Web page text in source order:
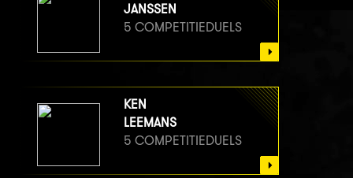
JANSSEN
5 COMPETITIEDUELS
KEN
LEEMANS
5 COMPETITIEDUELS